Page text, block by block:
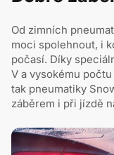
Od zimních
moci spolehnout, i
počasí. Díky
V a vysokému
tak pneumatiky
záběrem i při jízdě